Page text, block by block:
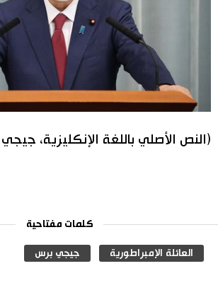
إعلان
(النص الأصلي باللغة الإنكليزية،
كلمات مفتاحية
العائلة الإمبراطورية جيجي برس